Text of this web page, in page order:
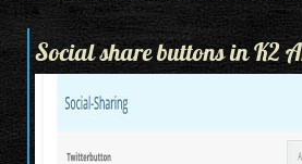
Social share buttons in K2